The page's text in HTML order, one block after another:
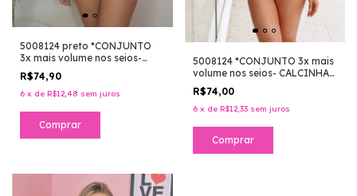
5008124 preto *CONJUNTO
3x mais volume nos seios-
CALCINHA RENDA FIO
CONFORTO
R$74,90
6 x de R$12,48 sem juros
Comprar
5008124 *CONJUNTO 3x mais
volume nos seios- CALCINHA
RENDA FIO CONFORTO
R$74,00
6 x de R$12,33 sem juros
Comprar